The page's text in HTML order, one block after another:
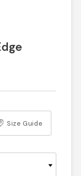
Size Guide